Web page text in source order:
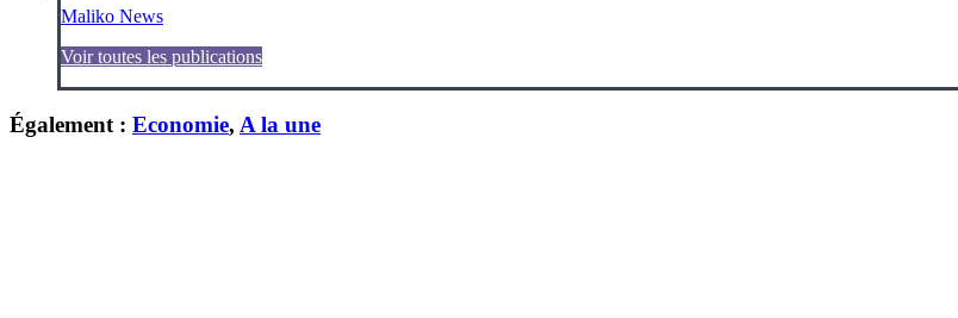
Maliko News
Voir toutes les publications
Également : Economie, A la une